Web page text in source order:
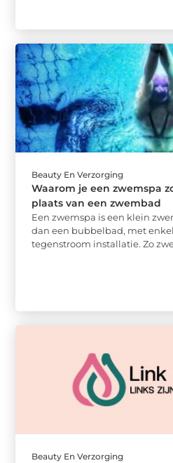
Beauty En Verzorging
Waarom je een zwemspa
plaats van een zwembad
Een zwemspa is een klein
dan een bubbelbad, met
tegenstroom installatie. Zo
Beauty En Verzorging